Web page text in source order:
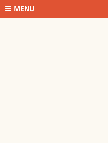
MENU